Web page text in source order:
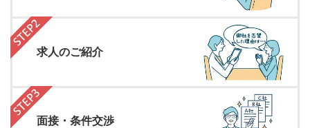
求人のご紹介
面接・条件交渉